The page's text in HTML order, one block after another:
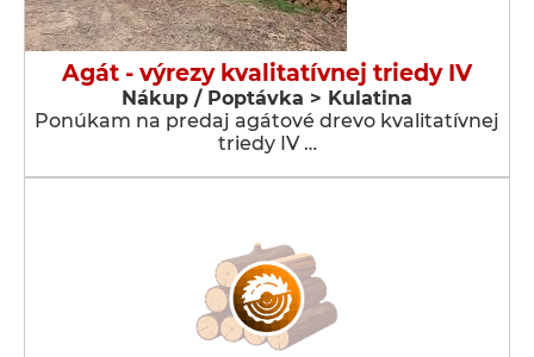
Agát - výrezy kvalitatívnej triedy IV
Nákup / Poptávka > Kulatina
Ponúkam na predaj agátové drevo kvalitatívnej
triedy IV …